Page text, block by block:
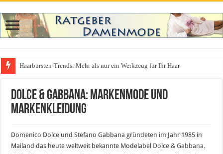
Haarbürsten-Trends: Mehr als nur ein Werkzeug für Ihr Haar
Was zieht man auf ein Festival an? Dein ultimativer Styleguide für die
Dolce & Gabbana: Markenmode und
Markenkleidung
Domenico Dolce und Stefano Gabbana gründeten im Jahr 1985 in
Mailand das heute weltweit bekannte Modelabel Dolce & Gabbana.